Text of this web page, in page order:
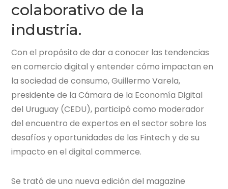
colaborativo de la
industria.
Con el propósito de dar a conocer las tendencias
en comercio digital y entender cómo impactan en
la sociedad de consumo, Guillermo Varela,
presidente de la Cámara de la Economía Digital
del Uruguay (CEDU), participó como moderador
del encuentro de expertos en el sector sobre los
desafíos y oportunidades de las Fintech y de su
impacto en el digital commerce.
Se trató de una nueva edición del magazine